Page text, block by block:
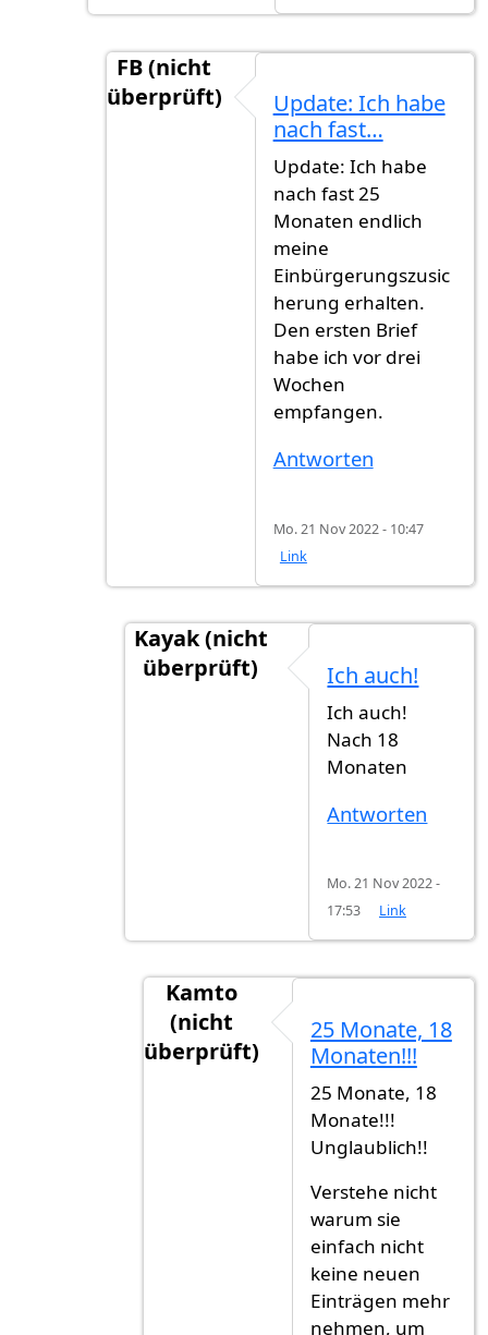
FB (nicht
überprüft)
Leider ja, seit über zwei…
Update: Ich habe
nach fast…
Update: Ich habe
nach fast 25
Monaten endlich
meine
Einbürgerungszusic
herung erhalten.
Den ersten Brief
habe ich vor drei
Wochen
empfangen.
Antworten
Mo. 21 Nov 2022 - 10:47
Link
Kayak (nicht
überprüft)
Update: Ich habe nach
Ich auch!
Ich auch!
Nach 18
Monaten
Antworten
Mo. 21 Nov 2022 -
17:53
Link
Kamto
(nicht
überprüft)
Ich auch! von Kayak
25 Monate, 18
Monaten!!!
25 Monate, 18
Monate!!!
Unglaublich!!
Verstehe nicht
warum sie
einfach nicht
keine neuen
Einträgen mehr
nehmen, um